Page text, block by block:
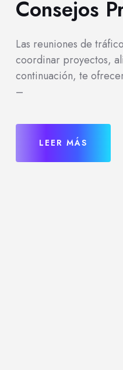
Consejos
Las reuniones de
coordinar proyectos,
continuación, te
–
LEER MÁS